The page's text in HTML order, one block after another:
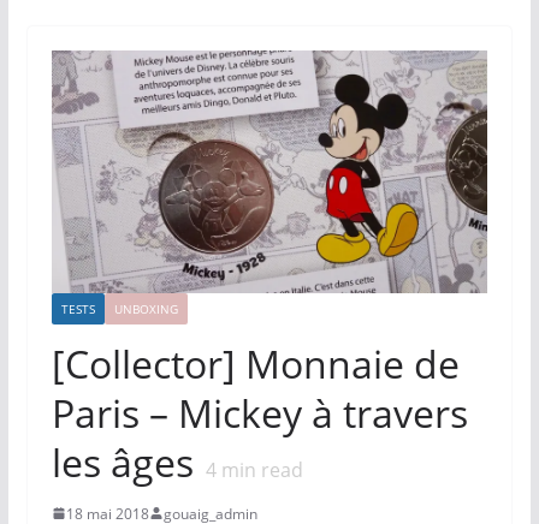
TESTS UNBOXING
[Collector] Monnaie de
Paris – Mickey à travers
les âges 4min read
18 mai 2018 gouaig_admin